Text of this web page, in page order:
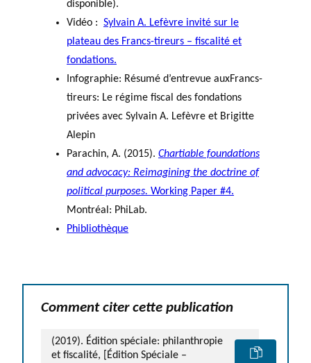
disponible).
Vidéo : Sylvain A. Lefèvre invité sur le
plateau des Francs-tireurs – fiscalité et
fondations.
Infographie: Résumé d’entrevue auxFrancs-
tireurs: Le régime fiscal des fondations
privées avec Sylvain A. Lefèvre et Brigitte
Alepin
Parachin, A. (2015). Chartiable foundations
and advocacy: Reimagining the doctrine of
political purposes. Working Paper #4.
Montréal: PhiLab.
Phibliothèque
Comment citer cette publication
(2019). Édition spéciale: philanthropie
et fiscalité, [Édition Spéciale –